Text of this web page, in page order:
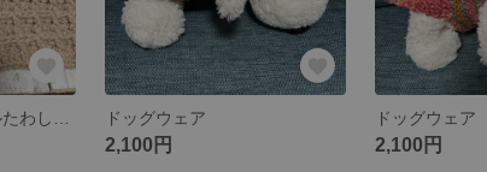
ドッグウェア
2,100円
ドッグウェア
2,100円